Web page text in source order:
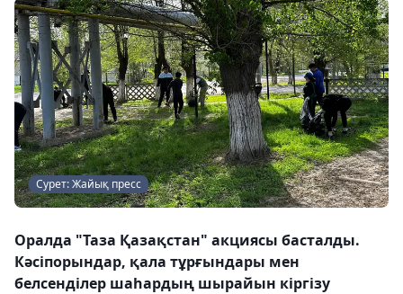
Сурет: Жайық пресс
Оралда "Таза Қазақстан" акциясы басталды.
Кәсіпорындар, қала тұрғындары мен
белсенділер шаһардың шырайын кіргізу